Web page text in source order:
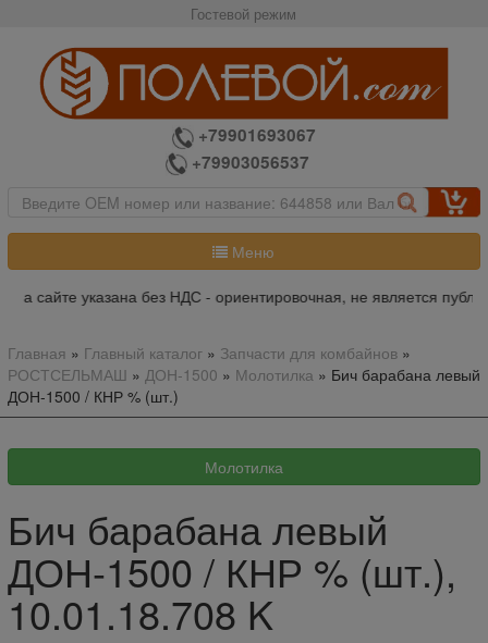
Гостевой режим
+79901693067
+79903056537
Меню
сайте указана без НДС - ориентировочная, не является
Главная » Главный каталог» Запчасти для комбайнов»
РОСТСЕЛЬМАШ » ДОН-1500 » Молотилка » Бич барабана левый
ДОН-1500 / КНР % (шт.)
Бич барабана левый
ДОН-1500 / КНР % (шт.),
10.01.18.708 K